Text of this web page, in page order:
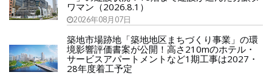
ワマン（2026.8.1）
2026年08月07日
築地市場跡地「築地地区まちづくり事業」の環
境影響評価書案が公開！高さ210mのホテル・
サービスアパートメントなど1期工事は2027・
28年度着工予定